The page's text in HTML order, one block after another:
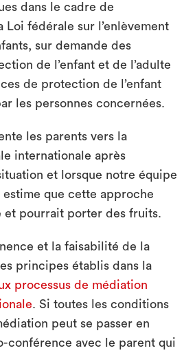
dans le cadre de
Loi fédérale sur l’enlèvement
sur demande des
de l’enfant et de l’adulte
de protection de l’enfant
les personnes concernées.
les parents vers la
internationale après
et lorsque notre équipe
que cette approche
et pourrait porter des fruits.
et la faisabilité de la
principes établis dans la
processus de médiation
. Si toutes les conditions
peut se passer en
conférence avec le parent qui